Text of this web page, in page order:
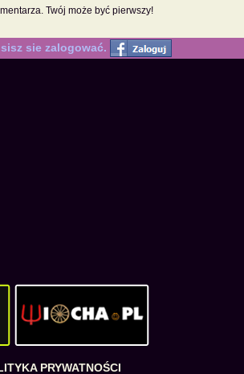
Twój może być pierwszy!
sie zalogować.
PRYWATNOŚCI